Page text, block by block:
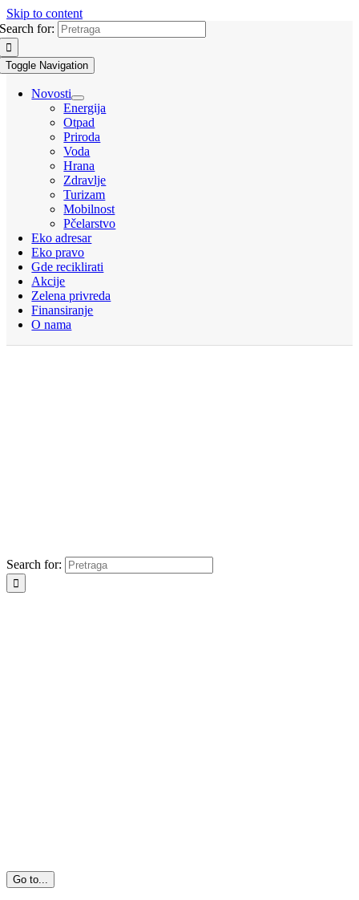
Skip to content
Search for:
Toggle Navigation
Novosti
Energija
Otpad
Priroda
Voda
Hrana
Zdravlje
Turizam
Mobilnost
Pčelarstvo
Eko adresar
Eko pravo
Gde reciklirati
Akcije
Zelena privreda
Finansiranje
O nama
Search for:
Go to...